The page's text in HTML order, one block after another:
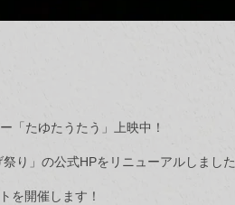
「たゆたうたう」上映中！
祭り」の公式HPをリニューアルしました
を開催します！